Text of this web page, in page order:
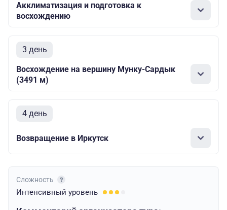
Акклиматизация и подготовка к
восхождению
3 день
Восхождение на вершину Мунку-Сардык
(3491 м)
4 день
Возвращение в Иркутск
Сложность
Интенсивный уровень